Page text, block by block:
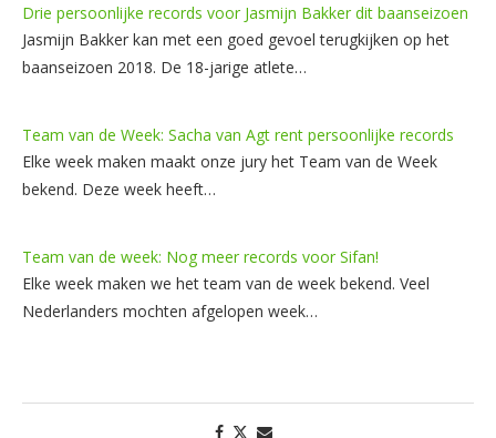
Drie persoonlijke records voor Jasmijn Bakker dit baanseizoen
Jasmijn Bakker kan met een goed gevoel terugkijken op het
baanseizoen 2018. De 18-jarige atlete…
Team van de Week: Sacha van Agt rent persoonlijke records
Elke week maken maakt onze jury het Team van de Week
bekend. Deze week heeft…
Team van de week: Nog meer records voor Sifan!
Elke week maken we het team van de week bekend. Veel
Nederlanders mochten afgelopen week…